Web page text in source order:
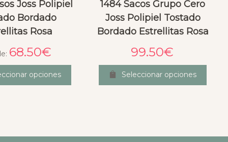
Joss Polipiel
Bordado
Rosa
68.50€
opciones
1484 Sacos Grupo Cero
Joss Polipiel Tostado
Bordado Estrellitas Rosa
99.50€
Seleccionar opciones